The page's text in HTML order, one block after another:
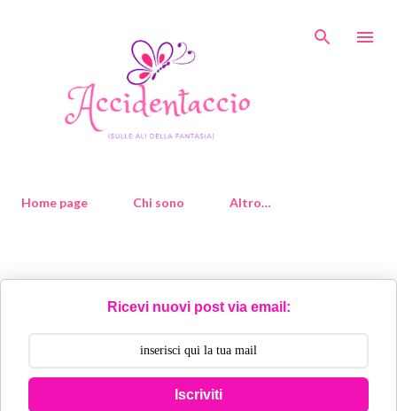
Home page Chi sono Altro…
Ricevi nuovi post via email:
Iscriviti